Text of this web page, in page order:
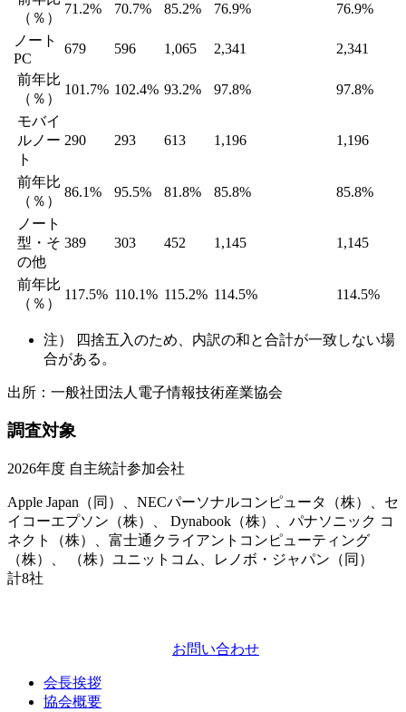
（％）
71.2% 70.7% 85.2% 76.9% 76.9%
ノート
PC
679 596 1,065 2,341
2,341
前年比
（％）
101.7% 102.4% 93.2% 97.8% 97.8%
モバイ
ルノー
ト
290 293 613 1,196 1,196
前年比
（％）
86.1% 95.5% 81.8% 85.8% 85.8%
ノート
型・そ
の他
389 303 452 1,145 1,145
前年比
（％）
117.5% 110.1% 115.2% 114.5% 114.5%
注） 四捨五入のため、内訳の和と合計が一致しない場
合がある。
出所：一般社団法人電子情報技術産業協会
調査対象
2026年度 自主統計参加会社
Apple Japan（同）、NECパーソナルコンピュータ（株）、セ
イコーエプソン（株）、 Dynabook（株）、パナソニック コ
ネクト（株）、富士通クライアントコンピューティング
（株）、 （株）ユニットコム、レノボ・ジャパン（同）
計8社
お問い合わせ
会長挨拶
協会概要